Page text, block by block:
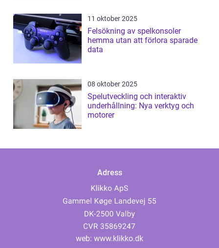
11 oktober 2025
Felsökning av spelkonsoler
hemma utan att förlora sparade
data
08 oktober 2025
Spelutveckling och interaktiv
underhållning: Nya verktyg och
motorer
Adress
web: www.klikko.dk